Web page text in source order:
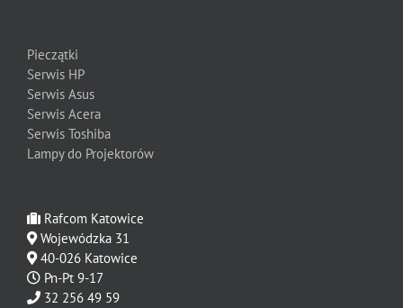
Pieczątki
Serwis HP
Serwis Asus
Serwis Acera
Serwis Toshiba
Lampy do Projektorów
Rafcom Katowice
Wojewódzka 31
40-026 Katowice
Pn-Pt 9-17
32 256 49 59